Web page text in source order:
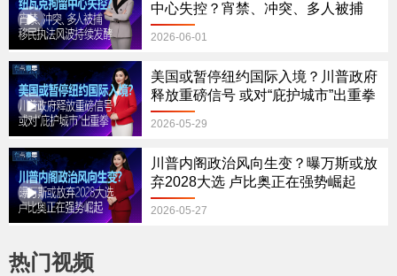
中心失控？宵禁、冲突、多人被捕
2026-06-01
美国或暂停纽约国际入境？川普政府
释放重磅信号 或对“庇护城市”出重拳
2026-05-29
川普内阁政治风向生变？曝万斯或放
弃2028大选 卢比奥正在强势崛起
2026-05-27
热门视频